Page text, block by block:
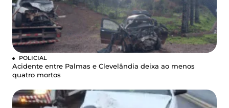
POLICIAL
Acidente entre Palmas e Clevelândia deixa ao menos
quatro mortos